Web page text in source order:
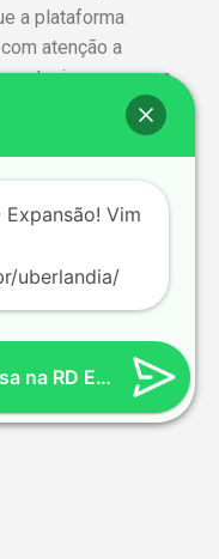
a plataforma
atenção a
atuais, para que a
e informação
sigilo e o
a gente e conheça
Vim
uberlandia/
Comprar ou vender empresa na RD Expansão